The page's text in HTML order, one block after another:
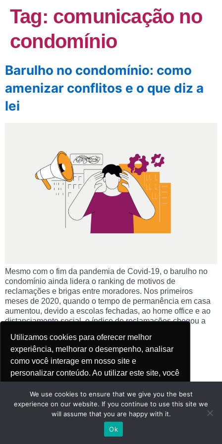
Utilizamos cookies para oferecer melhor
experiência, melhorar o desempenho, analisar
como você interage em nosso site e
personalizar conteúdo. Ao utilizar este site, você
Ok, entendi!
Tag: comunicação no
condomínio
Barulho no condomínio: como
amenizar conflitos e o que diz a
lei
Mesmo com o fim da pandemia de Covid-19, o barulho no
condomínio ainda lidera o ranking de motivos de
reclamações e brigas entre moradores. Nos primeiros
meses de 2020, quando o tempo de permanência em casa
aumentou, devido a escolas fechadas, ao home office e ao
distanciamento social, o índice de reclamações chegou a
We use cookies to ensure that we give you the best
experience on our website. If you continue to use this site we
will assume that you are happy with it.
Ok